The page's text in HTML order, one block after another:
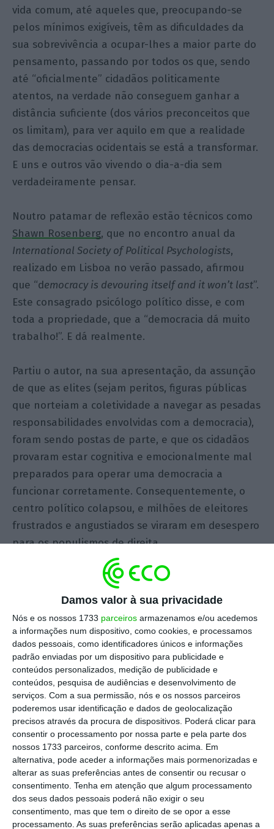
Damos valor à sua privacidade
Nós e os nossos 1733 parceiros armazenamos e/ou acedemos
a informações num dispositivo, como cookies, e processamos
dados pessoais, como identificadores únicos e informações
padrão enviadas por um dispositivo para publicidade e
conteúdos personalizados, medição de publicidade e
conteúdos, pesquisa de audiências e desenvolvimento de
serviços. Com a sua permissão, nós e os nossos parceiros
poderemos usar identificação e dados de geolocalização
precisos através da procura de dispositivos. Poderá clicar para
consentir o processamento por nossa parte e pela parte dos
nossos 1733 parceiros, conforme descrito acima. Em
alternativa, pode aceder a informações mais pormenorizadas e
alterar as suas preferências antes de consentir ou recusar o
consentimento. Tenha em atenção que algum processamento
dos seus dados pessoais poderá não exigir o seu
consentimento, mas que tem o direito de se opor a esse
processamento. As suas preferências serão aplicadas apenas a
vida comum, até aqueles que, preocupando-se
pelos mínimos exigíveis, têm as dificuldades da
sua sobrevivência a ocupar-lhes a maior parte do
pensamento, passando por todos os que, sendo
até “oficialmente” cidadãos politicamente
atentos, na verdade não conseguem ganhar a
distância suficiente (dos vários preconceitos que
os limitam), para ver aquilo em que a realidade
das democracias ocidentais se está a transformar.
E uns e outros vão vivendo o dia-a-dia sem
verdadeiramente pensar.
Noutro patamar de reflexão estão técnicos como
Shawn Rosenberg, que no encontro anual da
International Society of Political Psychologists,
realizado em Lisboa no verão passado, afirmou
que “democracyis devouring itself and it won’t last”.
Este consagrado psicólogo político disse, e com
toda a propriedade, que a “democracia dá muito
trabalho!”. E dá realmente.
Partiu o autor, na sua apresentação, da assunção
de que as elites (sejam peritos, figuras públicas
que norteiam a coletividade a navegar as pesadas
responsabilidades envolvidas com a democracia),
foram sendo postas de parte, e que os cidadãos
provaram estar cognitiva e emocionalmente mal
preparados para operar uma democracia a
funcionar corretamente. Consequentemente, o
centro político colapsou, e milhões de eleitores
frustrados e angustiados se viraram em desespero
para ospopulismos de direita.
E terá razão Rosenberg? Modestamente
pensamos que tem muita, mas não a tem toda.
excessivamente “norte-americano” vê a
democracia vergar-se aos populismos de “extrema
direita”, esquecendo que há mais política, e
democracias, para além do aquário esférico em
que parece viver a maior parte dos cidadãos,
ainda que académicos conceituados, dos EUA.
Seria caso para dizer que há mais experiências
empíricas no mundo para analisar, do que as que
se digladiam entre a Casa Branca, o Supremo
Tribunal Federal e o Congresso dos EUA.
Preocupados com os afazeres do quotidiano,